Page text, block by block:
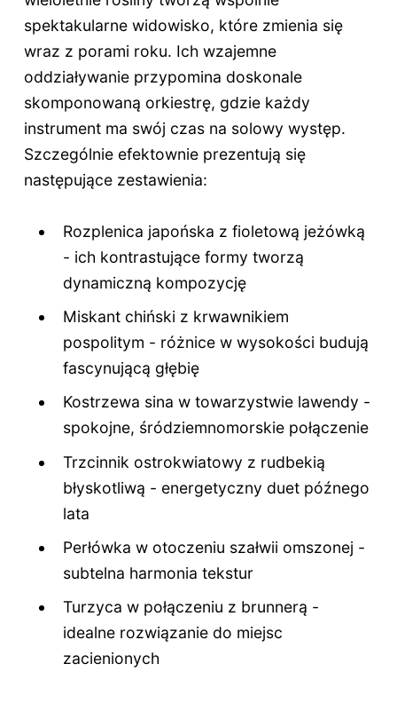
spektakularne widowisko, które zmienia się
wraz z porami roku. Ich wzajemne
oddziaływanie przypomina doskonale
skomponowaną orkiestrę, gdzie każdy
instrument ma swój czas na solowy występ.
Szczególnie efektownie prezentują się
następujące zestawienia:
Rozplenica japońska z fioletową jeżówką
- ich kontrastujące formy tworzą
dynamiczną kompozycję
Miskant chiński z krwawnikiem
pospolitym - różnice w wysokości budują
fascynującą głębię
Kostrzewa sina w towarzystwie lawendy -
spokojne, śródziemnomorskie połączenie
Trzcinnik ostrokwiatowy z rudbekią
błyskotliwą - energetyczny duet późnego
lata
Perłówka w otoczeniu szałwii omszonej -
subtelna harmonia tekstur
Turzyca w połączeniu z brunnerą -
idealne rozwiązanie do miejsc
zacienionych